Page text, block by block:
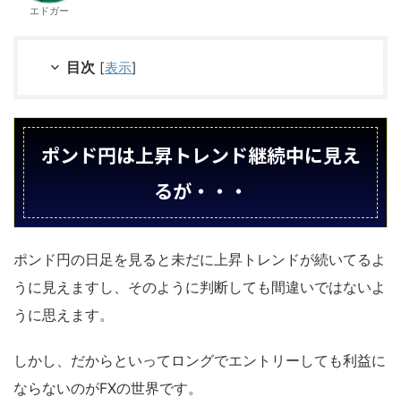
エドガー
目次 [表示]
ポンド円は上昇トレンド継続中に見え
るが・・・
ポンド円の日足を見ると未だに上昇トレンドが続いてるよ
うに見えますし、そのように判断しても間違いではないよ
うに思えます。
しかし、だからといってロングでエントリーしても利益に
ならないのがFXの世界です。